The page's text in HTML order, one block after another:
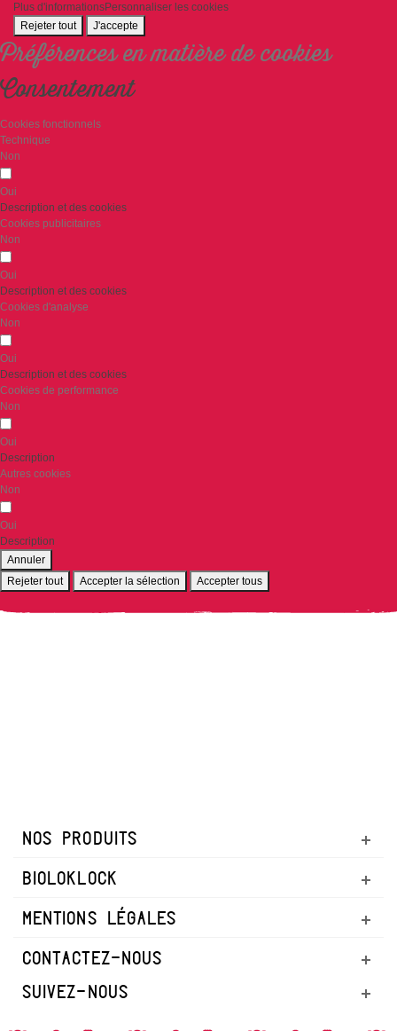
Plus d'informationsPersonnaliser les cookies
Rejeter tout
J'accepte
Préférences en matière de cookies
Consentement
Cookies fonctionnels
Technique
Non
Oui
Description et des cookies
Cookies publicitaires
Non
Oui
Description et des cookies
Cookies d'analyse
Non
Oui
Description et des cookies
Cookies de performance
Non
Oui
Description
Autres cookies
Non
Oui
Description
Annuler
Rejeter tout
Accepter la sélection Accepter tous
NOS PRODUITS
BIOLOKLOCK
MENTIONS LÉGALES
CONTACTEZ-NOUS
SUIVEZ-NOUS